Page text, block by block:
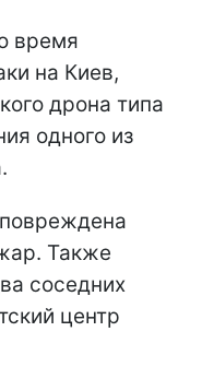
время
на Киев,
дрона типа
одного из
Также
соседних
центр